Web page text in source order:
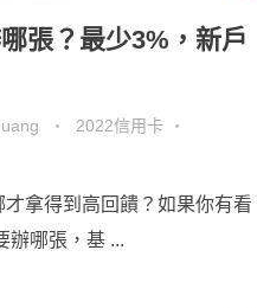
張？最少3%，新戶
2022信用卡
拿得到高回饋？如果你有看
辦哪張，基 ...